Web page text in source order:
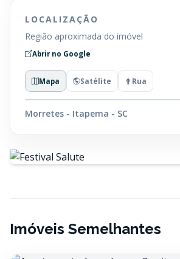
LOCALIZAÇÃO
Região aproximada do imóvel
Abrir no Google
Mapa Satélite Rua
Morretes - Itapema - SC
Imóveis Semelhantes